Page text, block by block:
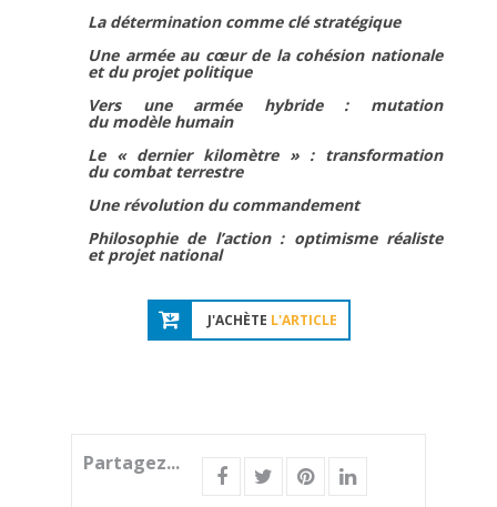
La détermination comme clé stratégique
Une armée au cœur de la cohésion nationale
et du projet politique
Vers une armée hybride : mutation
du modèle humain
Le « dernier kilomètre » : transformation
du combat terrestre
Une révolution du commandement
Philosophie de l’action : optimisme réaliste
et projet national
J'ACHÈTE L'ARTICLE
Partagez...